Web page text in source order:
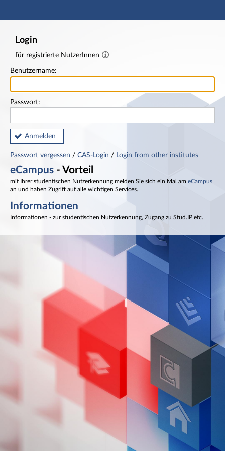
Hauptnavigation
Login
für registrierte NutzerInnen
Benutzername:
Passwort:
Anmelden
Passwort vergessen / CAS-Login / Login from other institutes
eCampus - Vorteil
mit Ihrer studentischen Nutzerkennung melden Sie sich ein Mal am eCampus
an und haben Zugriff auf alle wichtigen Services.
Informationen
Informationen - zur studentischen Nutzerkennung, Zugang zu Stud.IP etc.